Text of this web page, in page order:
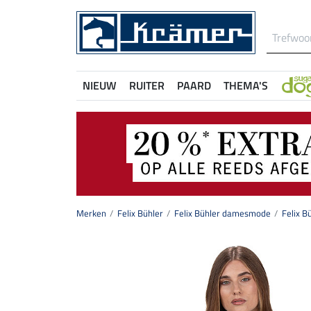
NIEUW RUITER PAARD THEMA'S
Merken Felix Bühler Felix Bühler damesmode Felix